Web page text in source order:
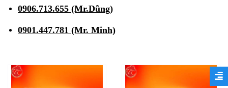
0906.713.655 (Mr.Dũng)
0901.447.781 (Mr. Minh)